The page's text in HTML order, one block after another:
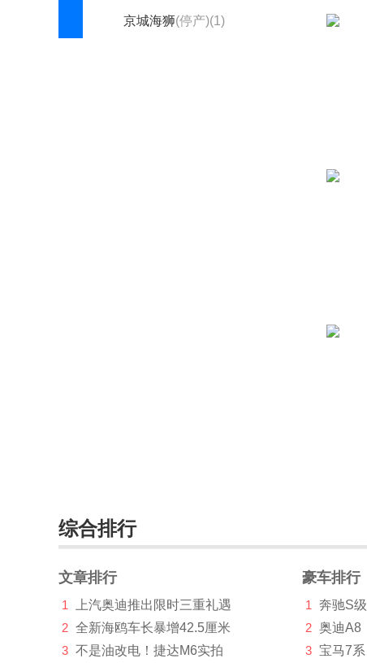
京城海狮(停产)(1)
BeyonCa(2)
标致(43568)
比德文汽车(1)
综合排行
文章排行
1
上汽奥迪推出限时三重礼遇
2 全新海鸥车长暴增42.5厘米
3 不是油改电！捷达M6实拍
豪车排行
1 奔驰S级
2 奥迪A8
3 宝马7系